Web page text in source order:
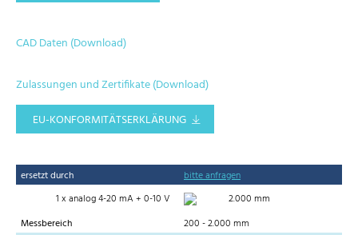
CAD Daten (Download)
Zulassungen und Zertifikate (Download)
EU-KONFORMITÄTSERKLÄRUNG
ersetzt durch
bitte anfragen
1 x analog 4-20 mA + 0-10 V
2.000 mm
Messbereich
200 - 2.000 mm